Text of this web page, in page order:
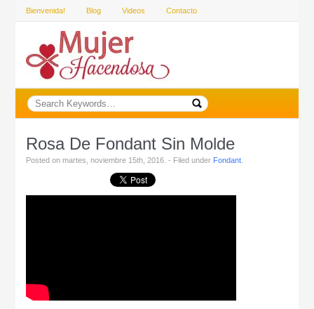
Bienvenida! Blog Videos Contacto
Rosa De Fondant Sin Molde
Posted on martes, noviembre 15th, 2016. - Filed under Fondant